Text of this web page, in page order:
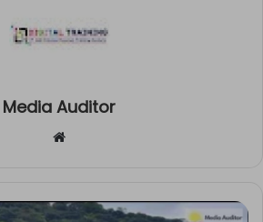
Media Auditor
Website